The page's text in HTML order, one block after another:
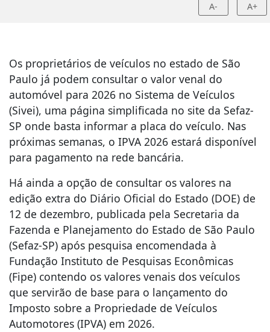
A- A+
Os proprietários de veículos no estado de São
Paulo já podem consultar o valor venal do
automóvel para 2026 no Sistema de Veículos
(Sivei), uma página simplificada no site da Sefaz-
SP onde basta informar a placa do veículo. Nas
próximas semanas, o IPVA 2026 estará disponível
para pagamento na rede bancária.
Há ainda a opção de consultar os valores na
edição extra do Diário Oficial do Estado (DOE) de
12 de dezembro, publicada pela Secretaria da
Fazenda e Planejamento do Estado de São Paulo
(Sefaz-SP) após pesquisa encomendada à
Fundação Instituto de Pesquisas Econômicas
(Fipe) contendo os valores venais dos veículos
que servirão de base para o lançamento do
Imposto sobre a Propriedade de Veículos
Automotores (IPVA) em 2026.